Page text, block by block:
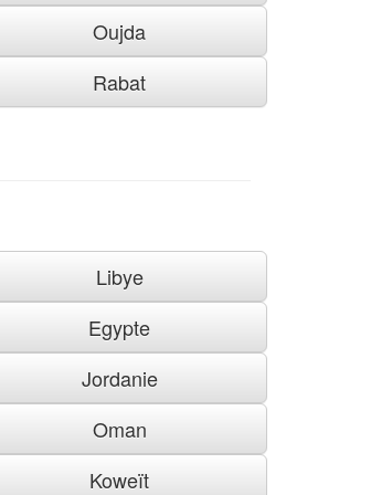
Oujda
Rabat
Libye
Egypte
Jordanie
Oman
Koweït